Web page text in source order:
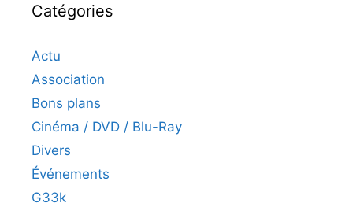
Catégories
Actu
Association
Bons plans
Cinéma / DVD / Blu-Ray
Divers
Événements
G33k